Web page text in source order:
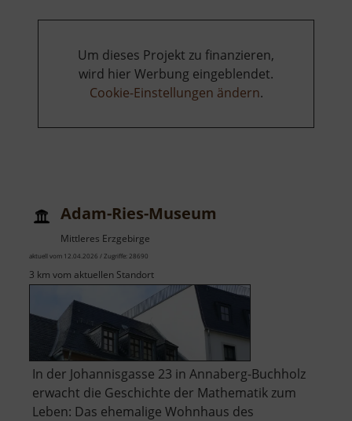
Um dieses Projekt zu finanzieren,
wird hier Werbung eingeblendet.
Cookie-Einstellungen ändern.
Adam-Ries-Museum
Mittleres Erzgebirge
aktuell vom 12.04.2026 / Zugriffe: 28690
3 km vom aktuellen Standort
In der Johannisgasse 23 in Annaberg-Buchholz
erwacht die Geschichte der Mathematik zum
Leben: Das ehemalige Wohnhaus des